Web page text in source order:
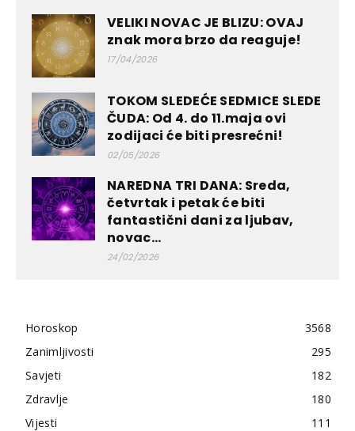
VELIKI NOVAC JE BLIZU: OVAJ
znak mora brzo da reaguje!
17/04/2026
TOKOM SLEDEĆE SEDMICE SLEDE
ČUDA: Od 4. do 11.maja ovi
zodijaci će biti presrećni!
02/05/2026
NAREDNA TRI DANA: Sreda,
četvrtak i petak će biti
fantastični dani za ljubav,
novac...
24/02/2026
Horoskop
3568
Zanimljivosti
295
Savjeti
182
Zdravlje
180
Vijesti
111